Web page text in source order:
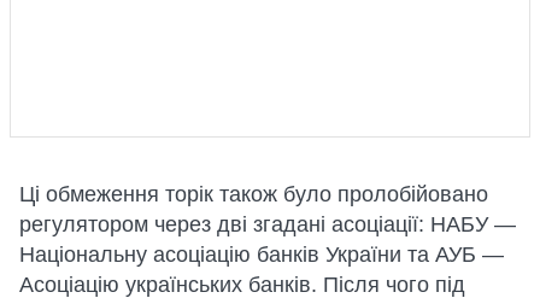
Ці обмеження торік також було пролобійовано
регулятором через дві згадані асоціації: НАБУ —
Національну асоціацію банків України та АУБ —
Асоціацію українських банків. Після чого під